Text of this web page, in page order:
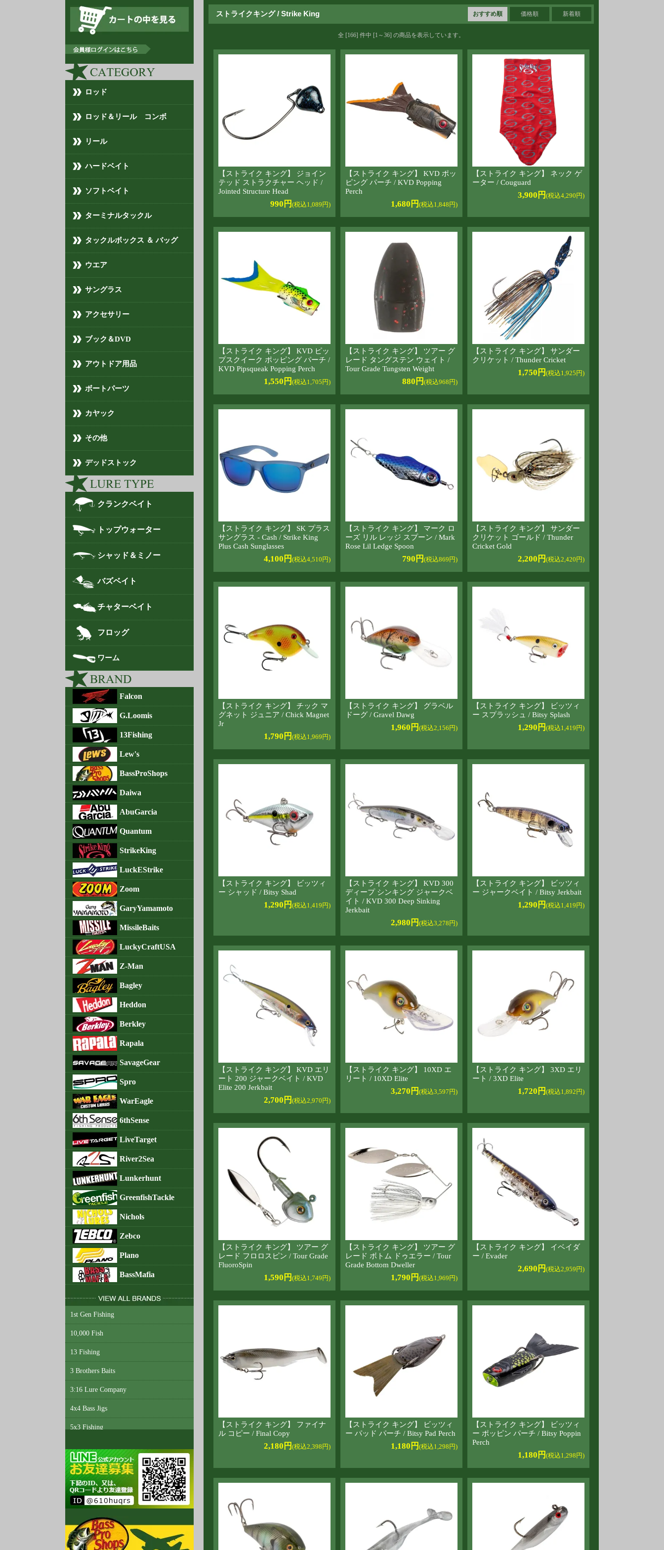
ロッド
ロッド＆リール コンボ
リール
ハードベイト
ソフトベイト
ターミナルタックル
タックルボックス ＆ バッグ
ウエア
サングラス
アクセサリー
ブック＆DVD
アウトドア用品
ボートパーツ
カヤック
その他
デッドストック
クランクベイト
トップウォーター
シャッド＆ミノー
バズベイト
チャターベイト
フロッグ
ワーム
Falcon
G.Loomis
13Fishing
Lew's
BassProShops
Daiwa
AbuGarcia
Quantum
StrikeKing
LuckEStrike
Zoom
GaryYamamoto
MissileBaits
LuckyCraftUSA
Z-Man
Bagley
Heddon
Berkley
Rapala
SavageGear
Spro
WarEagle
6thSense
LiveTarget
River2Sea
Lunkerhunt
GreenfishTackle
Nichols
Zebco
Plano
BassMafia
1st Gen Fishing
10,000 Fish
13 Fishing
3 Brothers Baits
3:16 Lure Company
4x4 Bass Jigs
5x3 Fishing
A3 Anglers
Abu Garcia
Accent
Acme Tackle
AC Shiners
ストライクキング / Strike King おすすめ順 価格順 新着順
全 [166] 件中 [1～36] の商品を表示しています。
【ストライク キング】 ジョイン
テッド ストラクチャー ヘッド /
Jointed Structure Head
990円 (税込1,089円)
【ストライク キング】 KVD ポッ
ピング パーチ / KVD Popping
Perch
1,680円 (税込1,848円)
【ストライク キング】 ネック ゲ
ーター / Couguard
3,900円 (税込4,290円)
【ストライク キング】 KVD ピッ
プスクイーク ポッピング パーチ /
KVD Pipsqueak Popping Perch
1,550円 (税込1,705円)
【ストライク キング】 ツアー グ
レード タングステン ウェイト /
Tour Grade Tungsten Weight
880円 (税込968円)
【ストライク キング】 サンダー
クリケット / Thunder Cricket
1,750円 (税込1,925円)
【ストライク キング】 SK プラス
サングラス - Cash / Strike King
Plus Cash Sunglasses
4,100円 (税込4,510円)
【ストライク キング】 マーク ロ
ーズ リル レッジ スプーン / Mark
Rose Lil Ledge Spoon
790円 (税込869円)
【ストライク キング】 サンダー
クリケット ゴールド / Thunder
Cricket Gold
2,200円 (税込2,420円)
【ストライク キング】 チック マ
グネット ジュニア / Chick Magnet
Jr
1,790円 (税込1,969円)
【ストライク キング】 グラベル
ドーグ / Gravel Dawg
1,960円 (税込2,156円)
【ストライク キング】 ビッツィ
ー スプラッシュ / Bitsy Splash
1,290円 (税込1,419円)
【ストライク キング】 ビッツィ
ー シャッド / Bitsy Shad
1,290円 (税込1,419円)
【ストライク キング】 KVD 300
ディープ シンキング ジャークベ
イト / KVD 300 Deep Sinking
Jerkbait
2,980円 (税込3,278円)
【ストライク キング】 ビッツィ
ー ジャークベイト / Bitsy Jerkbait
1,290円 (税込1,419円)
【ストライク キング】 KVD エリ
ート 200 ジャークベイト / KVD
Elite 200 Jerkbait
2,700円 (税込2,970円)
【ストライク キング】 10XD エ
リート / 10XD Elite
3,270円 (税込3,597円)
【ストライク キング】 3XD エリ
ート / 3XD Elite
1,720円 (税込1,892円)
【ストライク キング】 ツアー グ
レード フロロスピン / Tour Grade
FluoroSpin
1,590円 (税込1,749円)
【ストライク キング】 ツアー グ
レード ボトム ドゥエラー / Tour
Grade Bottom Dweller
1,790円 (税込1,969円)
【ストライク キング】 イベイダ
ー / Evader
2,690円 (税込2,959円)
【ストライク キング】 ファイナ
ル コピー / Final Copy
2,180円 (税込2,398円)
【ストライク キング】 ビッツィ
ー パッド パーチ / Bitsy Pad Perch
1,180円 (税込1,298円)
【ストライク キング】 ビッツィ
ー ポッピン パーチ / Bitsy Poppin
Perch
1,180円 (税込1,298円)